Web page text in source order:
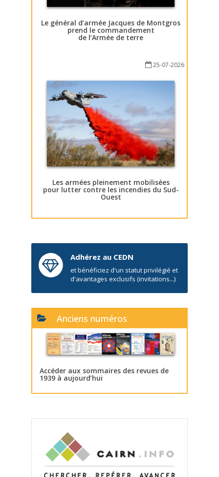
Le général d’armée Jacques de Montgros
prend le commandement
de l’Armée de terre
25-07-2026
Les armées pleinement mobilisées
pour lutter contre les incendies du Sud-
Ouest
Adhérez au CEDN
et bénéficiez d'un statut privilégié et
d'avantages exclusifs (invitations...)
Anciens numéros
Accéder aux sommaires des revues de
1939 à aujourd’hui